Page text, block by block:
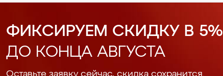
ФИКСИРУЕМ СКИДКУ В 5%
ДО КОНЦА АВГУСТА
Оставьте заявку сейчас, скидка сохранится.